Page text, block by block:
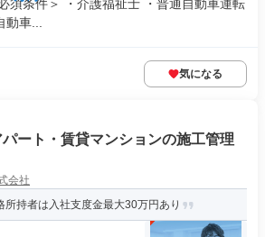
須条件＞ ・介護福祉士 ・普通自動車運転
車...
気になる
ート・賃貸マンションの施工管理
会社
持者は入社支度金最大30万円あり